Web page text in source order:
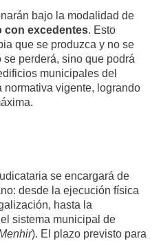
bajo la modalidad de
con excedentes. Esto
que se produzca y no se
perderá, sino que podrá
municipales del
vigente, logrando
se encargará de
desde la ejecución física
hasta la
sistema municipal de
). El plazo previsto para